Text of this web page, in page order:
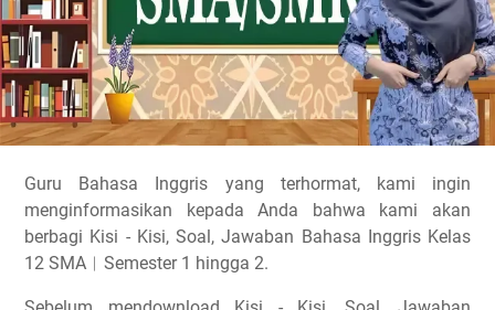
Guru Bahasa Inggris yang terhormat, kami ingin
menginformasikan kepada Anda bahwa kami akan
berbagi Kisi - Kisi, Soal, Jawaban Bahasa Inggris Kelas
12 SMA︱Semester 1 hingga 2.